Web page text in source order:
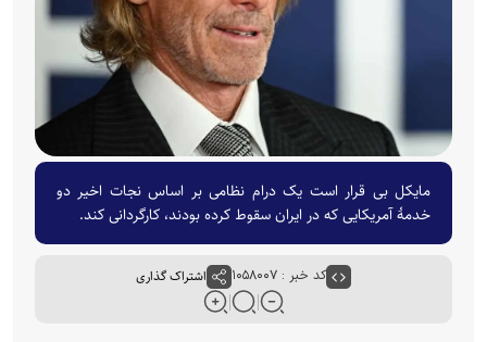
مایکل بی قرار است یک درام نظامی بر اساس نجات اخیر دو
خدمهٔ آمریکایی که در ایران سقوط کرده بودند، کارگردانی کند.
کد خبر : ۱۰۵۸۰۰۷ اشتراک گذاری